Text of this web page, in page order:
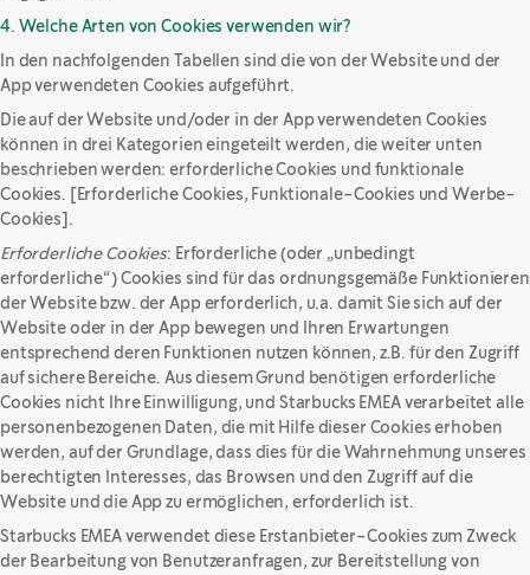
4. Welche Arten von Cookies verwenden wir?
In den nachfolgenden Tabellen sind die von der Website und der
App verwendeten Cookies aufgeführt.
Die auf der Website und/oder in der App verwendeten Cookies
können in drei Kategorien eingeteilt werden, die weiter unten
beschrieben werden: erforderliche Cookies und funktionale
Cookies. [Erforderliche Cookies, Funktionale-Cookies und Werbe-
Cookies].
Erforderliche Cookies: Erforderliche (oder „unbedingt
erforderliche“) Cookies sind für das ordnungsgemäße Funktionieren
der Website bzw. der App erforderlich, u.a. damit Sie sich auf der
Website oder in der App bewegen und Ihren Erwartungen
entsprechend deren Funktionen nutzen können, z.B. für den Zugriff
auf sichere Bereiche. Aus diesem Grund benötigen erforderliche
Cookies nicht Ihre Einwilligung, und Starbucks EMEA verarbeitet alle
personenbezogenen Daten, die mit Hilfe dieser Cookies erhoben
werden, auf der Grundlage, dass dies für die Wahrnehmung unseres
berechtigten Interesses, das Browsen und den Zugriff auf die
Website und die App zu ermöglichen, erforderlich ist.
Starbucks EMEA verwendet diese Erstanbieter-Cookies zum Zweck
der Bearbeitung von Benutzeranfragen, zur Bereitstellung von